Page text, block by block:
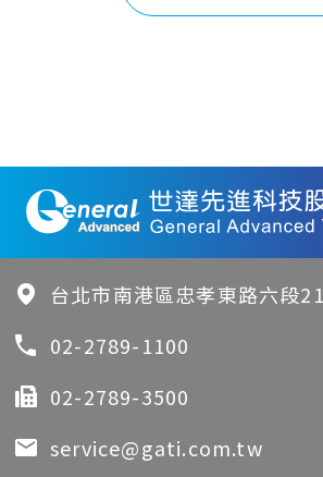
台北市南港區忠孝東路六段
02-2789-1100
02-2789-3500
service@gati.com.tw